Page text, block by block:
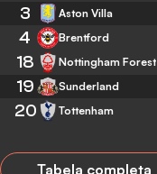
3 Aston Villa
4 Brentford
18 Nottingham Forest
19 Sunderland
20 Tottenham
Tabela completa